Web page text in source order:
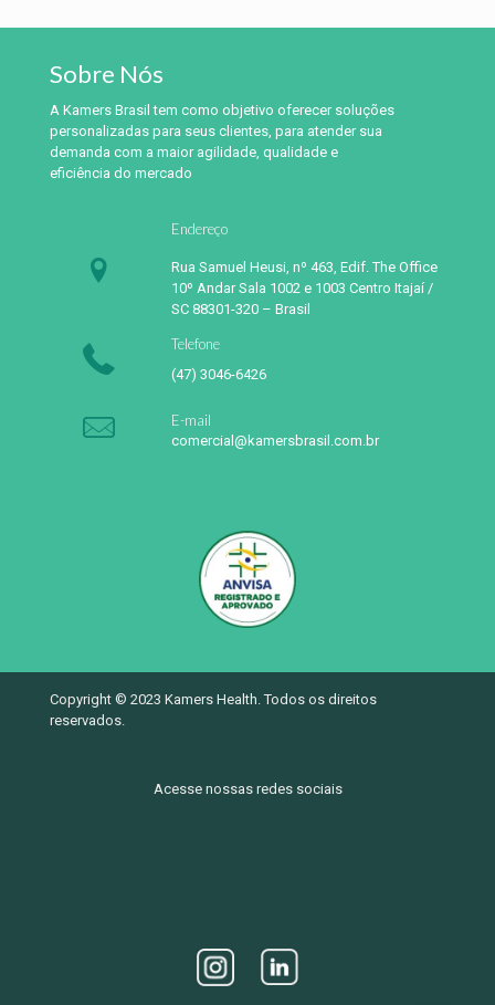
Sobre Nós
A Kamers Brasil tem como objetivo oferecer soluções
personalizadas para seus clientes, para atender sua
demanda com a maior agilidade, qualidade e
eficiência do mercado
Endereço
Rua Samuel Heusi, nº 463, Edif. The Office
10º Andar Sala 1002 e 1003 Centro Itajaí /
SC 88301-320 – Brasil
Telefone
(47) 3046-6426
E-mail
comercial@kamersbrasil.com.br
Copyright © 2023 Kamers Health. Todos os direitos
reservados.
Acesse nossas redes sociais